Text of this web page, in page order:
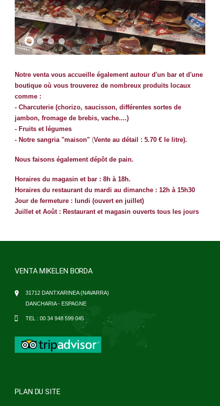
Notre venta vous accueille également autour d'un bar et d'une
boutique où vous trouverez de nombreux produits locaux
comme :
- Charcuterie (chorizo, saucisson, différentes sortes de
jambon, fromage de brebis, vache....)
- Fruits et légumes
- Notre sangria "maison" (Vente au détail : 5.70 € le litre).
Nous faisons également dépôt de pain.
Horaires du magasin et bar : 8h à 18h.
Horaires du restaurant du mardi au dimanche : 12h à 15h30
Jour de fermeture : lundi (ouvert en juillet)
Juillet et Août : Restaurant et magasin ouverts tous les jours
VENTA MIKELEN BORDA
31712 DANTXARINEA (NAVARRA)
DANCHARIA - ESPAGNE
TEL : 00 34 948 599 045
PLAN DU SITE